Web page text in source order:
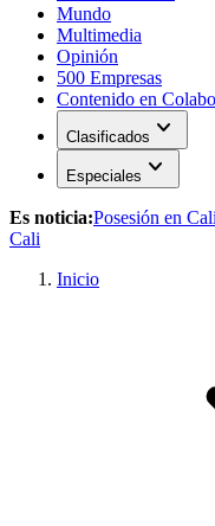
Mundo
Multimedia
Opinión
500 Empresas
Contenido en
Clasificados expand_more
Especiales expand_more
Es noticia:Posesión en
Cali
Inicio